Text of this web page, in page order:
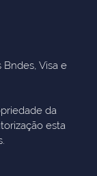
Visa e
da
esta